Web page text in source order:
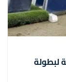
لبطولة